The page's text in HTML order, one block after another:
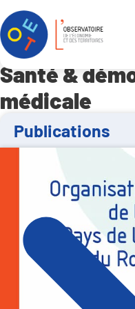
Accueil Observatoires
Publications
Santé &
médicale